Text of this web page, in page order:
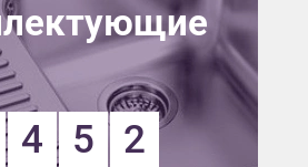
4 5 2